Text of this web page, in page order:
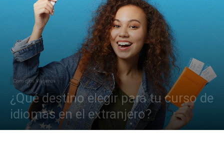
Consejos Viajeros
¿Qué destino elegir para tu curso de
idiomas en el extranjero?